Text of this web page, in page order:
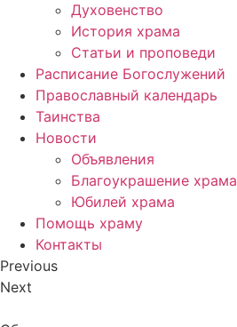
Духовенство
История храма
Статьи и проповеди
Расписание Богослужений
Православный календарь
Таинства
Новости
Объявления
Благоукрашение храма
Юбилей храма
Помощь храму
Контакты
Previous
Next